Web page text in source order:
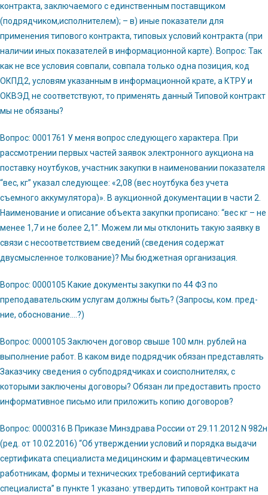
контракта, заключаемого с единственным поставщиком
(подрядчиком,исполнителем); – в) иные показатели для
применения типового контракта, типовых условий контракта (при
наличии иных показателей в информационной карте). Вопрос: Так
как не все условия совпали, совпала только одна позиция, код
ОКПД2, условям указанным в информационной крате, а КТРУ и
ОКВЭД не соответствуют, то применять данный Типовой контракт
мы не обязаны?
Вопрос: 0001761 У меня вопрос следующего характера. При
рассмотрении первых частей заявок электронного аукциона на
поставку ноутбуков, участник закупки в наименовании показателя
“вес, кг” указал следующее: «2,08 (вес ноутбука без учета
съемного аккумулятора)». В аукционной документации в части 2.
Наименование и описание объекта закупки прописано: “вес кг – не
менее 1,7 и не более 2,1”. Можем ли мы отклонить такую заявку в
связи с несоответствием сведений (сведения содержат
двусмысленное толкование)? Мы бюджетная организация.
Вопрос: 0000105 Какие документы закупки по 44 ФЗ по
преподавательским услугам должны быть? (Запросы, ком. пред-
ние, обоснование….?)
Вопрос: 0000105 Заключен договор свыше 100 млн. рублей на
выполнение работ. В каком виде подрядчик обязан представлять
Заказчику сведения о субподрядчиках и соисполнителях, с
которыми заключены договоры? Обязан ли предоставить просто
информативное письмо или приложить копию договоров?
Вопрос: 0000316 В Приказе Минздрава России от 29.11.2012 N 982н
(ред. от 10.02.2016) “Об утверждении условий и порядка выдачи
сертификата специалиста медицинским и фармацевтическим
работникам, формы и технических требований сертификата
специалиста” в пункте 1 указано: утвердить типовой контракт на